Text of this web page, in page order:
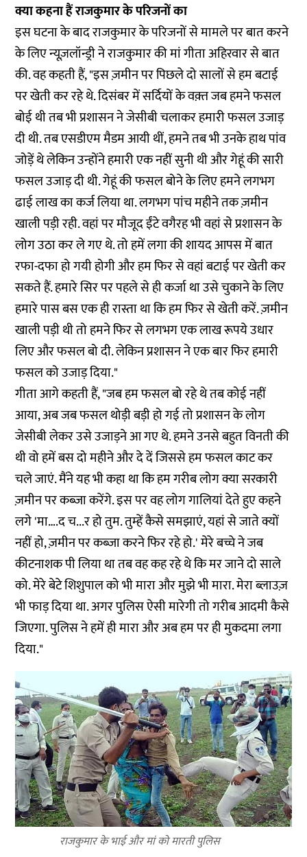
क्या कहना हैं राजकुमार के परिजनों का
इस घटना के बाद राजकुमार के परिजनों से मामले पर बात करने
के लिए न्यूज़लॉन्ड्री ने राजकुमार की मां गीता अहिरवार से बात
की. वह कहती हैं, "इस ज़मीन पर पिछले दो सालों से हम बटाई
पर खेती कर रहे थे. दिसंबर में सर्दियों के वक़्त जब हमने फसल
बोई थी तब भी प्रशासन ने जेसीबी चलाकर हमारी फसल उजाड़
दी थी. तब एसडीएम मैडम आयी थीं, हमने तब भी उनके हाथ पांव
जोड़ें थे लेकिन उन्होंने हमारी एक नहीं सुनी थी और गेहूं की सारी
फसल उजाड़ दी थी. गेहूं की फसल बोने के लिए हमने लगभग
ढाई लाख का कर्ज लिया था. लगभग पांच महीने तक ज़मीन
खाली पड़ी रही. वहां पर मौजूद ईंटे वगैरह भी वहां से प्रशासन के
लोग उठा कर ले गए थे. तो हमें लगा की शायद आपस में बात
रफा-दफा हो गयी होगी और हम फिर से वहां बटाई पर खेती कर
सकते हैं. हमारे सिर पर पहले से ही कर्जा था उसे चुकाने के लिए
हमारे पास बस एक ही रास्ता था कि हम फिर से खेती करें. ज़मीन
खाली पड़ी थी तो हमने फिर से लगभग एक लाख रूपये उधार
लिए और फसल बो दी. लेकिन प्रशासन ने एक बार फिर हमारी
फसल को उजाड़ दिया."
गीता आगे कहती हैं, "जब हम फसल बो रहे थे तब कोई नहीं
आया, अब जब फसल थोड़ी बड़ी हो गई तो प्रशासन के लोग
जेसीबी लेकर उसे उजाड़ने आ गए थे. हमने उनसे बहुत विनती की
थी वो हमें बस दो महीने और दे दें जिससे हम फसल काट कर
चले जाएं. मैंने यह भी कहा था कि हम गरीब लोग क्या सरकारी
ज़मीन पर कब्ज़ा करेंगे. इस पर वह लोग गालियां देते हुए कहने
लगे 'मा….द च...र हो तुम. तुम्हें कैसे समझाएं, यहां से जाते क्यों
नहीं हो, ज़मीन पर कब्ज़ा करने फिर रहे हो.' मेरे बच्चे ने जब
कीटनाशक पी लिया था तब वह कह रहे थे कि मर जाने दो साले
को. मेरे बेटे शिशुपाल को भी मारा और मुझे भी मारा. मेरा ब्लाउज़
भी फाड़ दिया था. अगर पुलिस ऐसी मारेगी तो गरीब आदमी कैसे
जिएगा. पुलिस ने हमें ही मारा और अब हम पर ही मुकदमा लगा
दिया."
राजकुमार के भाई और मां को मारती पुलिस